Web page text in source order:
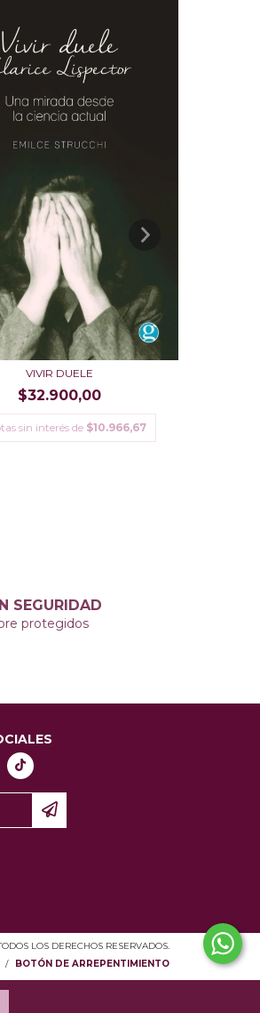
VIVIR DUELE
$32.900,00
sin interés de $10.966,67
SEGURIDAD
protegidos
LOS DERECHOS RESERVADOS.
/ BOTÓN DE ARREPENTIMIENTO